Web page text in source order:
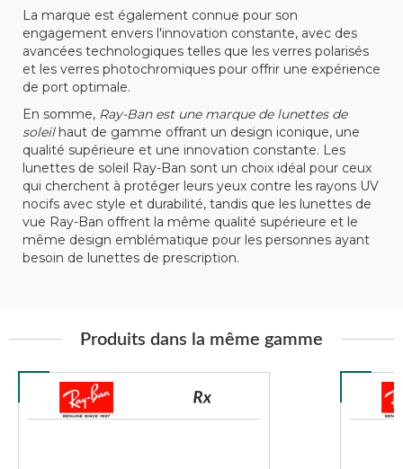
La marque est également connue pour son
engagement envers l'innovation constante, avec des
avancées technologiques telles que les verres polarisés
et les verres photochromiques pour offrir une expérience
de port optimale.
En somme, Ray-Ban est une marque de lunettes de
soleilhaut de gamme offrant un design iconique, une
qualité supérieure et une innovation constante. Les
lunettes de soleil Ray-Ban sont un choix idéal pour ceux
qui cherchent à protéger leurs yeux contre les rayons UV
nocifs avec style et durabilité, tandis que les lunettes de
vue Ray-Ban offrent la même qualité supérieure et le
même design emblématique pour les personnes ayant
besoin de lunettes de prescription.
Produits dans la même gamme